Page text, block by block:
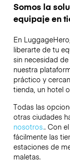
Somos la
equipaje en
En
liberarte de tu
sin necesidad
nuestra
práctico y
tienda, un hotel
Todas las
otras ciudades
nosotros.. Con
fácilmente las
estaciones de
maletas.